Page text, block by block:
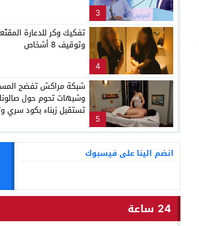
3
4
تفكيك وكر للدعارة
وتوقيف 8 أشخاص
5
شبكة مراكش تفضح
وشبهات تحوم حول
تستقبل زبناء بكود سري
انضم الينا على فيسبوك
24 ساعة